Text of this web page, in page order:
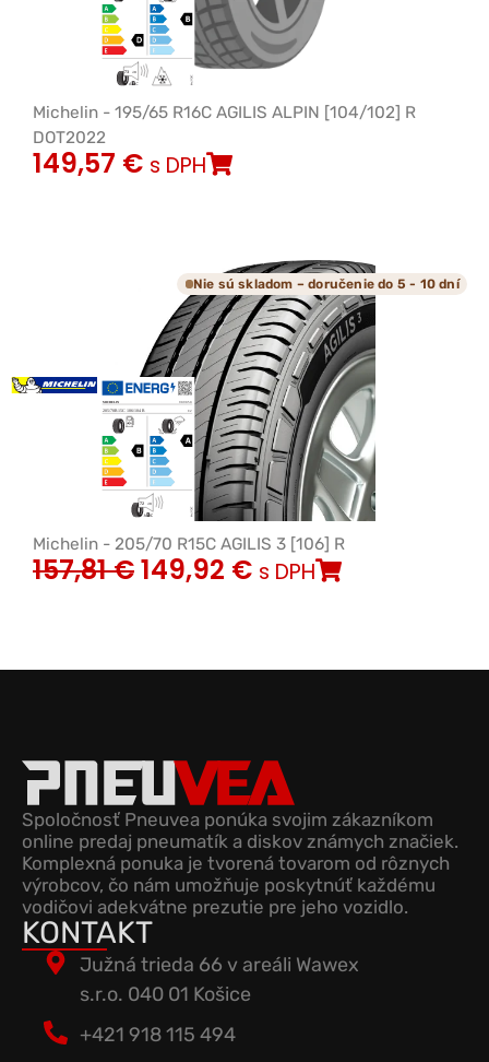
Michelin - 195/65 R16C AGILIS ALPIN [104/102] R
DOT2022
149,57 € s DPH
Nie sú skladom – doručenie do 5 - 10 dní
Michelin - 205/70 R15C AGILIS 3 [106] R
157,81€149,92 € s DPH
Spoločnosť Pneuvea ponúka svojim zákazníkom
online predaj pneumatík a diskov známych značiek.
Komplexná ponuka je tvorená tovarom od rôznych
výrobcov, čo nám umožňuje poskytnúť každému
vodičovi adekvátne prezutie pre jeho vozidlo.
KONTAKT
Južná trieda 66 v areáli Wawex
s.r.o. 040 01 Košice
+421 918 115 494